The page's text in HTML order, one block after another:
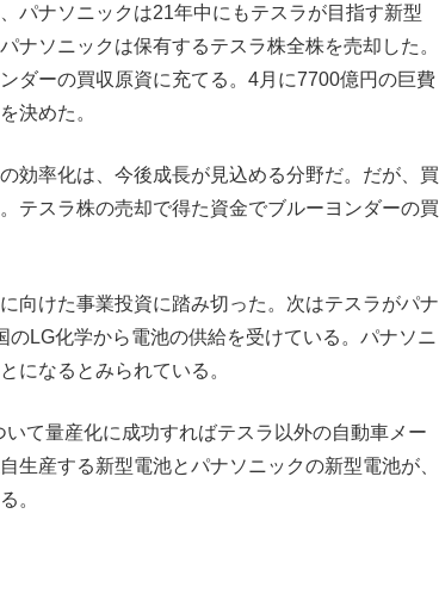
パナソニックは21年中にもテスラが目指す新型
ナソニックは保有するテスラ株全株を売却した。
ダーの買収原資に充てる。4月に7700億円の巨費
決めた。
効率化は、今後成長が見込める分野だ。だが、買
テスラ株の売却で得た資金でブルーヨンダーの買
向けた事業投資に踏み切った。次はテスラがパナ
LG化学から電池の供給を受けている。パナソニ
になるとみられている。
て量産化に成功すればテスラ以外の自動車メー
生産する新型電池とパナソニックの新型電池が、
。